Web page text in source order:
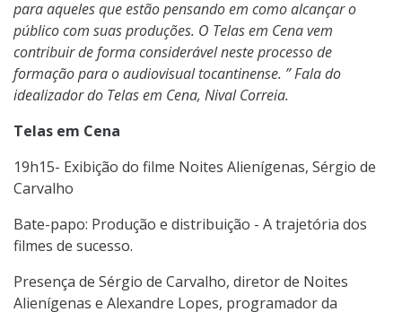
para aqueles que estão pensando em como alcançar o
público com suas produções. O Telas em Cena vem
contribuir de forma considerável neste processo de
formação para o audiovisual tocantinense. ” Fala do
idealizador do Telas em Cena, Nival Correia.
Telas em Cena
19h15- Exibição do filme Noites Alienígenas, Sérgio de
Carvalho
Bate-papo: Produção e distribuição - A trajetória dos
filmes de sucesso.
Presença de Sérgio de Carvalho, diretor de Noites
Alienígenas e Alexandre Lopes, programador da